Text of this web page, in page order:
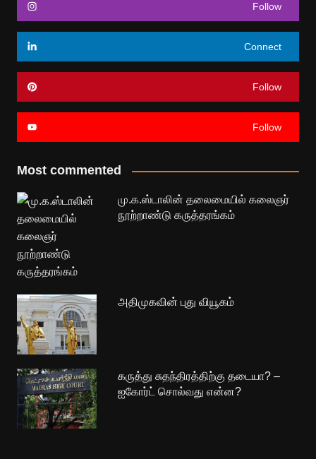
Follow
Connect
Follow
Follow
Most commented
மு.க.ஸ்டாலின் தலைமையில் கலைஞர்
நூற்றாண்டு கருத்தரங்கம்
அதிமுகவின் புது வியூகம்
கருத்து சுதந்திரத்திற்கு தடையா? –
ஐகோர்ட் சொல்வது என்ன?